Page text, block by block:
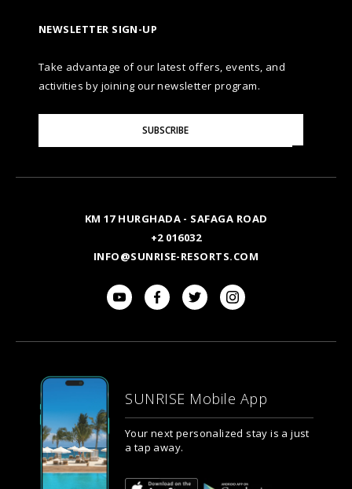
NEWSLETTER SIGN-UP
Take advantage of our latest offers, events, and
activities by joining our newsletter program.
Your
SUBSCRIBE
KM 17 HURGHADA - SAFAGA ROAD
+2 016032
INFO@SUNRISE-RESORTS.COM
SUNRISE Mobile App
Your next personalized stay is a just
a tap away.